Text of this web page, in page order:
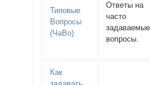
Типовые
Вопросы
(ЧаВо)
Ответы на
часто
задаваемые
вопросы.
Как